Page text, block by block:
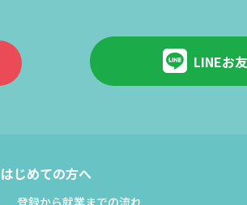
LINEお
はじめての方へ
登録から就業までの流れ